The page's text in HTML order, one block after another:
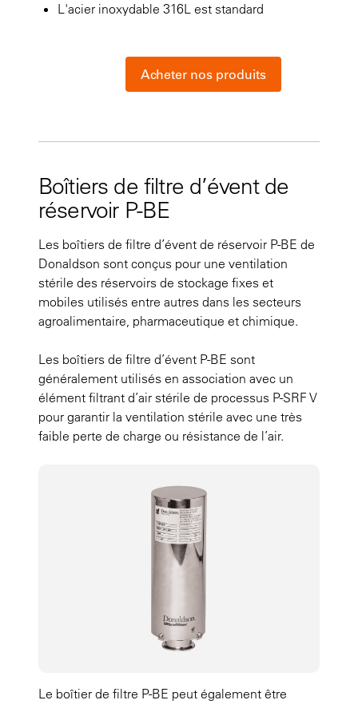
L'acier inoxydable 316L est standard
Acheter nos produits
Boîtiers de filtre d’évent de
réservoir P-BE
Les boîtiers de filtre d’évent de réservoir P-BE de
Donaldson sont conçus pour une ventilation
stérile des réservoirs de stockage fixes et
mobiles utilisés entre autres dans les secteurs
agroalimentaire, pharmaceutique et chimique.
Les boîtiers de filtre d’évent P-BE sont
généralement utilisés en association avec un
élément filtrant d’air stérile de processus P-SRF V
pour garantir la ventilation stérile avec une très
faible perte de charge ou résistance de l’air.
Le boîtier de filtre P-BE peut également être